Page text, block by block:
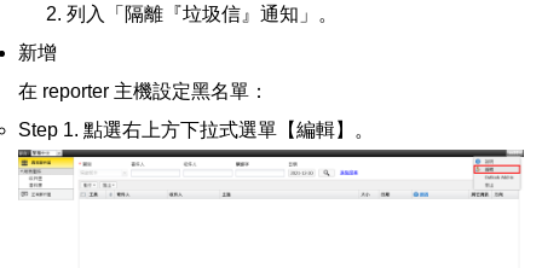
列入「隔離『垃圾信』通知」。
新增
在 reporter 主機設定黑名單：
Step 1. 點選右上方下拉式選單【編輯】。